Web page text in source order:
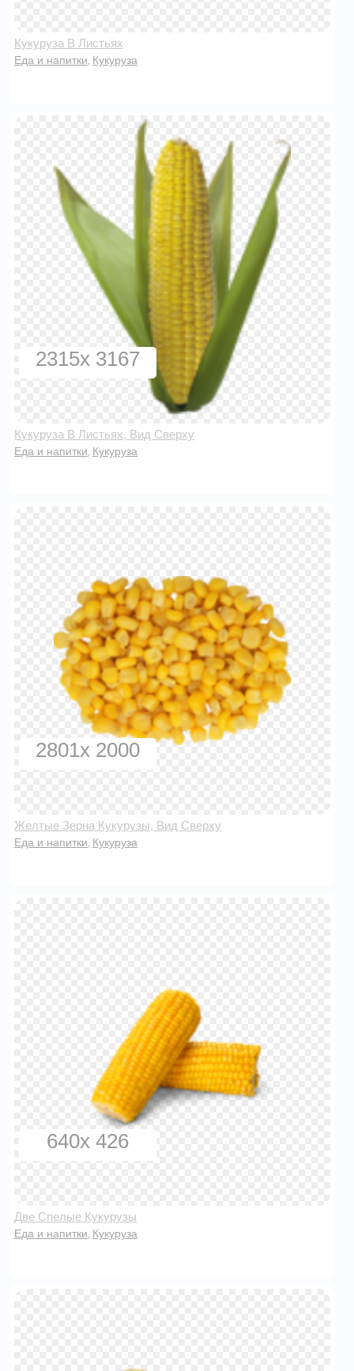
Кукуруза В Листьях
Еда и напитки Кукуруза
2315x 3167
Кукуруза В Листьях, Вид Сверху
Еда и напитки Кукуруза
2801x 2000
Желтые Зерна Кукурузы, Вид Сверху
Еда и напитки Кукуруза
640x 426
Две Спелые Кукурузы
Еда и напитки Кукуруза